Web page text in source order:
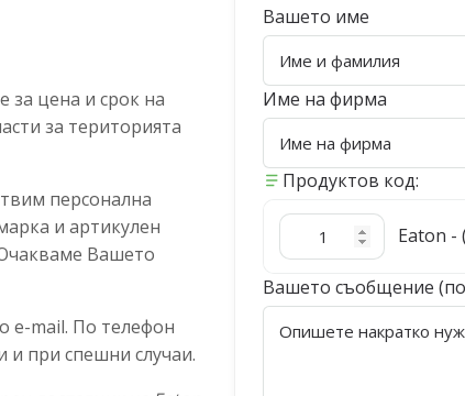
за цена и срок на
за територията
персонална
и артикулен
Вашето
e-mail. По телефон
и при спешни случаи.
Вашето име
Име на фирма
Продуктов код:
Eaton -
Вашето съобщение